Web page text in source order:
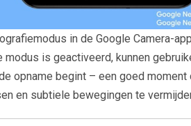
in de Google Camera-
modus is geactiveerd, kunnen
opname begint – een goed
en subtiele bewegingen te